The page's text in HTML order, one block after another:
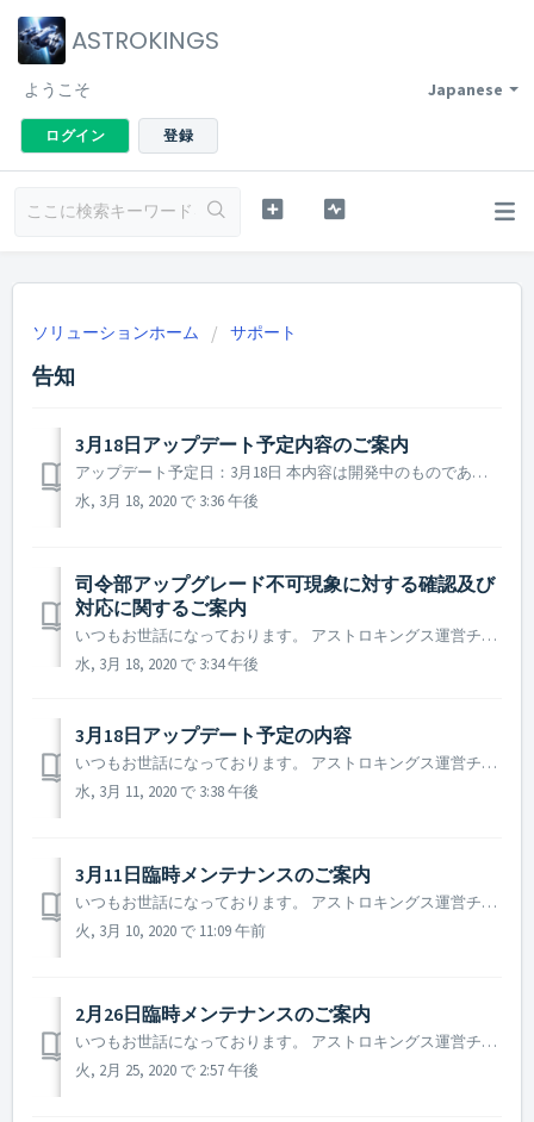
ASTROKINGS
Japanese
ようこそ
ログイン 登録
ソリューションホーム サポート
告知
3月18日アップデート予定内容のご案内
アップデート予定日：3月18日 本内容は開発中のものであり、実際のアップデート反映時には一部内容が変更される場合があります。 1. アーティファクトシステム改善 アーティファクト関連のコンテンツのUIと便宜性が全体的に改善されます。 A. メイン画面下段にアーティファクトメニューボタン...
水, 3月 18, 2020 で 3:36 午後
司令部アップグレード不可現象に対する確認及び
対応に関するご案内
いつもお世話になっております。 アストロキングス運営チームです。 本日（3月18日）のアップデート後、司令部のアップグレード機能が正常に利用できなくなる現象が生じております。 現在、原因究明、修正作業を行っております。 本日中には修正作業が完了、新たなパッチファイルを登録する予定です。...
水, 3月 18, 2020 で 3:34 午後
3月18日アップデート予定の内容
いつもお世話になっております。 アストロキングス運営チームです。 次週3月18日(水)にアップデートメンテナンスが行われる予定です。 アップデートの内容の一部について予めご案内致します。 ※ 本内容は、テスト中の段階であり、アップデートについての詳細事項につきましては追って告知致し...
水, 3月 11, 2020 で 3:38 午後
3月11日臨時メンテナンスのご案内
いつもお世話になっております。 アストロキングス運営チームです。 3月11日(水)に行われるメンテナンスに関しましてご案内致します。 ▶️ 3月11日臨時メンテナンスのご案内 - メンテナンス時間：2020年3月11日 10 : 00 ~ 14 : 00 (4時間) - メンテナンス...
火, 3月 10, 2020 で 11:09 午前
2月26日臨時メンテナンスのご案内
いつもお世話になっております。 アストロキングス運営チームです。 2月26日に行われるメンテナンスについてご案内致します。 ▶️ 2月26日メンテナンスのご案内 - メンテナンス時間：2020年02月26日(水) 10 : 00 ~ 13 : 00 (3時間) - メンテナンス...
火, 2月 25, 2020 で 2:57 午後